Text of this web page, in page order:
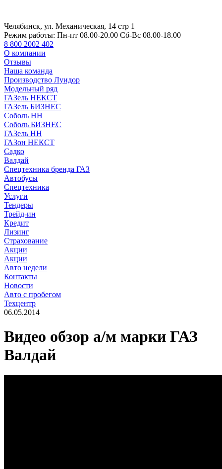
Челябинск, ул. Механическая, 14 стр 1
Режим работы: Пн-пт 08.00-20.00 Сб-Вс 08.00-18.00
8 800 2002 402
О компании
Отзывы
Наша команда
Производство Луидор
Модельный ряд
ГАЗель НЕКСТ
ГАЗель БИЗНЕС
Соболь НН
Соболь БИЗНЕС
ГАЗель НН
ГАЗон НЕКСТ
Садко
Валдай
Спецтехника бренда ГАЗ
Автобусы
Спецтехника
Услуги
Тендеры
Трейд-ин
Кредит
Лизинг
Страхование
Акции
Акции
Авто недели
Контакты
Новости
Авто с пробегом
Техцентр
06.05.2014
Видео обзор а/м марки ГАЗ
Валдай